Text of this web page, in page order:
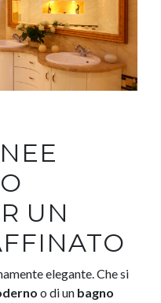
UN
elegante. Che si
o di un bagno